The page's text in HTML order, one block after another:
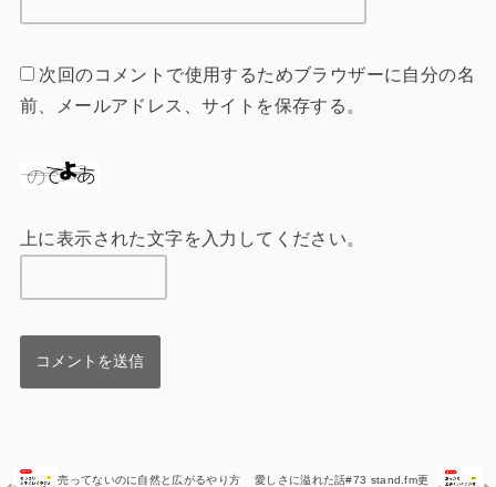
次回のコメントで使用するためブラウザーに自分の名
前、メールアドレス、サイトを保存する。
上に表示された文字を入力してください。
売ってないのに自然と広がるやり方
愛しさに溢れた話#73 stand.fm更